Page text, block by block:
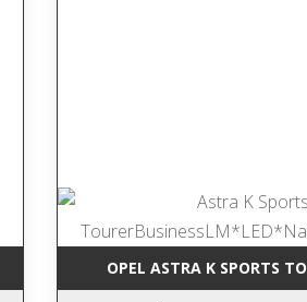
BENZ GLK 220 CDI BLUEEFFI NAVI*LEDER*TEMP*SHZ*AHK*
OPEL ASTRA K SPORTS